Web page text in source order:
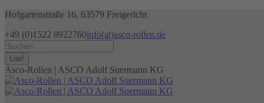
Zum
springen
Hofgartenstraße 16, 63579 Freigericht
+49 (0)1522 8922760info(at)asco-rollen.de
Facebook
page
opens
in
new
window
Instagram
page
opens
in
new
window
X
page
opens
in
new
window
Search:
Asco-Rollen | ASCO Adolf Suermann KG